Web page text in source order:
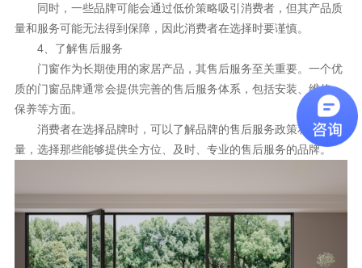
同时，一些品牌可能会通过低价策略吸引消费者，但其产品质
量和服务可能无法得到保障，因此消费者在选择时要谨慎。
4、了解售后服务
门窗作为长期使用的家居产品，其售后服务至关重要。一个优
质的门窗品牌通常会提供完善的售后服务体系，包括安装、维修、
保养等方面。
消费者在选择品牌时，可以了解品牌的售后服务政策和服务质
量，选择那些能够提供全方位、及时、专业的售后服务的品牌。